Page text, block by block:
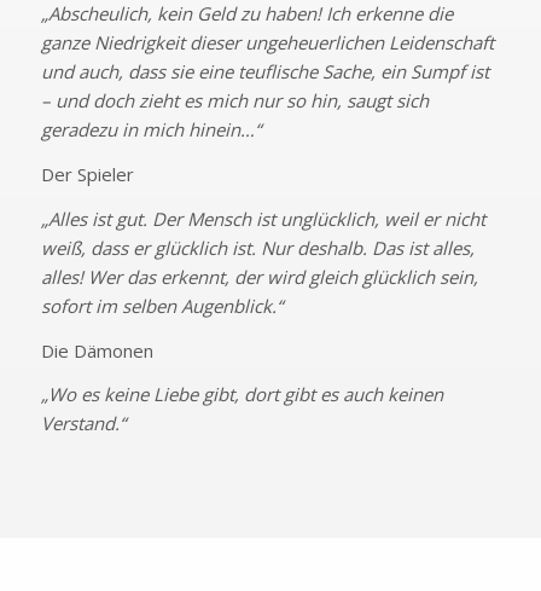
„Abscheulich, kein Geld zu haben! Ich erkenne die
ganze Niedrigkeit dieser ungeheuerlichen Leidenschaft
und auch, dass sie eine teuflische Sache, ein Sumpf ist
– und doch zieht es mich nur so hin, saugt sich
geradezu in mich hinein…“
Der Spieler
„Alles ist gut. Der Mensch ist unglücklich, weil er nicht
weiß, dass er glücklich ist. Nur deshalb. Das ist alles,
alles! Wer das erkennt, der wird gleich glücklich sein,
sofort im selben Augenblick.“
Die Dämonen
„Wo es keine Liebe gibt, dort gibt es auch keinen
Verstand.“